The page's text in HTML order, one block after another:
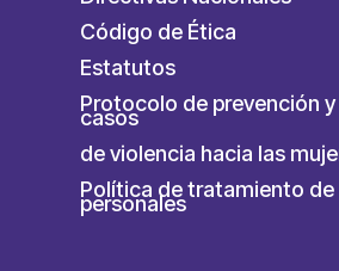
Código de Ética
Estatutos
Protocolo de prevención
casos
de violencia hacia las
Política de tratamiento
personales